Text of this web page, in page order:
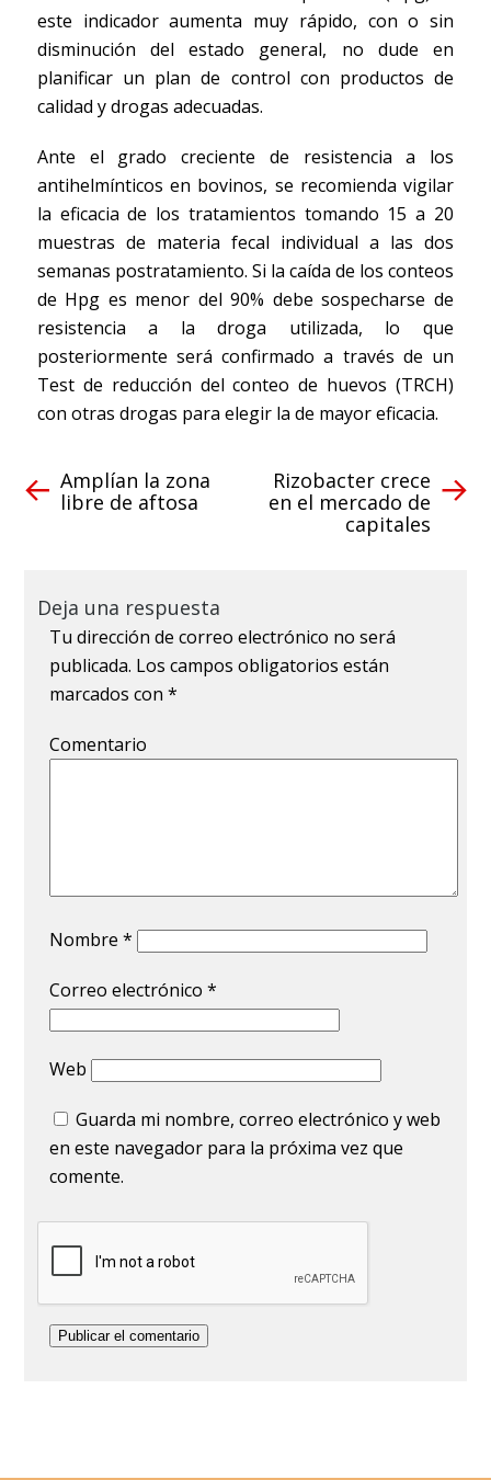
este indicador aumenta muy rápido, con o sin
disminución del estado general, no dude en
planificar un plan de control con productos de
calidad y drogas adecuadas.
Ante el grado creciente de resistencia a los
antihelmínticos en bovinos, se recomienda vigilar
la eficacia de los tratamientos tomando 15 a 20
muestras de materia fecal individual a las dos
semanas postratamiento. Si la caída de los conteos
de Hpg es menor del 90% debe sospecharse de
resistencia a la droga utilizada, lo que
posteriormente será confirmado a través de un
Test de reducción del conteo de huevos (TRCH)
con otras drogas para elegir la de mayor eficacia.
Amplían la zona
libre de aftosa
Rizobacter crece
en el mercado de
capitales
Deja una respuesta
Tu dirección de correo electrónico no será
publicada. Los campos obligatorios están
marcados con*
Comentario
Nombre*
Correo electrónico*
Web
Guarda mi nombre, correo electrónico y web
en este navegador para la próxima vez que
comente.